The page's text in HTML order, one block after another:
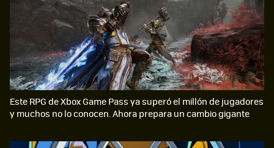
Este RPG de Xbox Game Pass ya superó el millón de jugadores
y muchos no lo conocen. Ahora prepara un cambio gigante